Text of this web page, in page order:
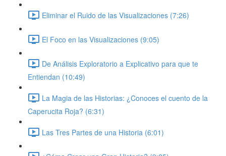
Eliminar el Ruido de las Visualizaciones (7:26)
El Foco en las Visualizaciones (9:05)
De Análisis Exploratorio a Explicativo para que te
Entiendan (10:49)
La Magia de las Historias: ¿Conoces el cuento de la
Caperucita Roja? (6:31)
Las Tres Partes de una Historia (6:01)